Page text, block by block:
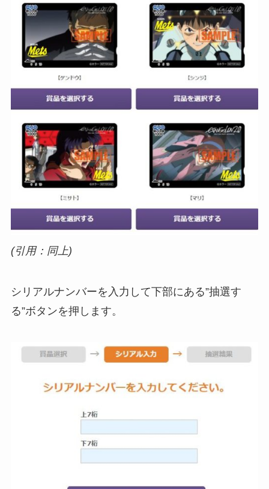
(引用：同上)
シリアルナンバーを入力して下部にある”抽選す
る”ボタンを押します。